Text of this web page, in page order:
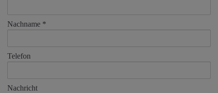
Nachname
Telefon
Nachricht